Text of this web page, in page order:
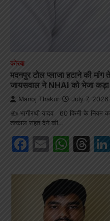
कोरबा
मदनपुर टोल प्लाजा हटाने की मांग
जायसवाल ने NHAI को भेजा
Manoj Thakur July 7, 2026
✍️ भागीरथी यादव 60 किमी के नियम
तत्काल राहत देने की…
Facebook
Email